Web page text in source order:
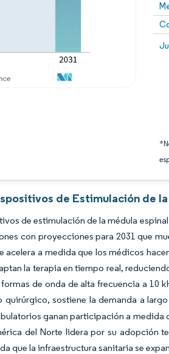
de Estimulación de
de estimulación de la médula
con proyecciones para 2031 que
acelera a medida que los médicos
la terapia en tiempo real,
de onda de alta frecuencia a 10
sostiene la demanda a
ganan participación a
del Norte lidera por su adopción
que la infraestructura sanitaria se